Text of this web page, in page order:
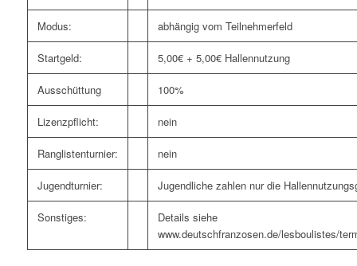
Modus: abhängig vom Teilnehmerfeld
Startgeld: 5,00€ + 5,00€ Hallennutzung
Ausschüttung 100%
Lizenzpflicht: nein
Ranglistenturnier: nein
Jugendturnier: Jugendliche zahlen nur die
Sonstiges:
Details siehe
www.deutschfranzosen.de/lesboulistes/